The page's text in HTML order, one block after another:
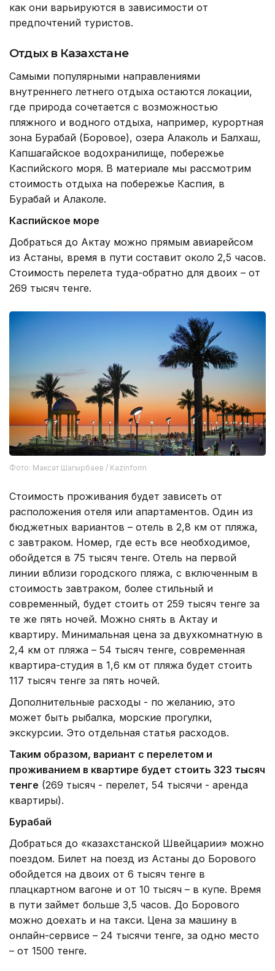
как они варьируются в зависимости от
предпочтений туристов.
Отдых в Казахстане
Самыми популярными направлениями
внутреннего летнего отдыха остаются локации,
где природа сочетается с возможностью
пляжного и водного отдыха, например, курортная
зона Бурабай (Боровое), озера Алаколь и Балхаш,
Капшагайское водохранилище, побережье
Каспийского моря. В материале мы рассмотрим
стоимость отдыха на побережье Каспия, в
Бурабай и Алаколе.
Каспийское море
Добраться до Актау можно прямым авиарейсом
из Астаны, время в пути составит около 2,5 часов.
Стоимость перелета туда-обратно для двоих – от
269 тысяч тенге.
Фото: Максат Шагырбаев / Kazinform
Стоимость проживания будет зависеть от
расположения отеля или апартаментов. Один из
бюджетных вариантов – отель в 2,8 км от пляжа,
с завтраком. Номер, где есть все необходимое,
обойдется в 75 тысяч тенге. Отель на первой
линии вблизи городского пляжа, с включенным в
стоимость завтраком, более стильный и
современный, будет стоить от 259 тысяч тенге за
те же пять ночей. Можно снять в Актау и
квартиру. Минимальная цена за двухкомнатную в
2,4 км от пляжа – 54 тысяч тенге, современная
квартира-студия в 1,6 км от пляжа будет стоить
117 тысяч тенге за пять ночей.
Дополнительные расходы - по желанию, это
может быть рыбалка, морские прогулки,
экскурсии. Это отдельная статья расходов.
Таким образом, вариант с перелетом и
проживанием в квартире будет стоить 323 тысяч
тенге (269 тысяч - перелет, 54 тысячи - аренда
квартиры).
Бурабай
Добраться до «казахстанской Швейцарии» можно
поездом. Билет на поезд из Астаны до Борового
обойдется на двоих от 6 тысяч тенге в
плацкартном вагоне и от 10 тысяч – в купе. Время
в пути займет больше 3,5 часов. До Борового
можно доехать и на такси. Цена за машину в
онлайн-сервисе – 24 тысячи тенге, за одно место
– от 1500 тенге.